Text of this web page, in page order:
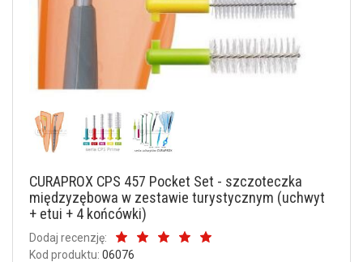
CURAPROX CPS 457 Pocket Set - szczoteczka
międzyzębowa w zestawie turystycznym (uchwyt
+ etui + 4 końcówki)
Dodaj recenzję:
Kod produktu: 06076